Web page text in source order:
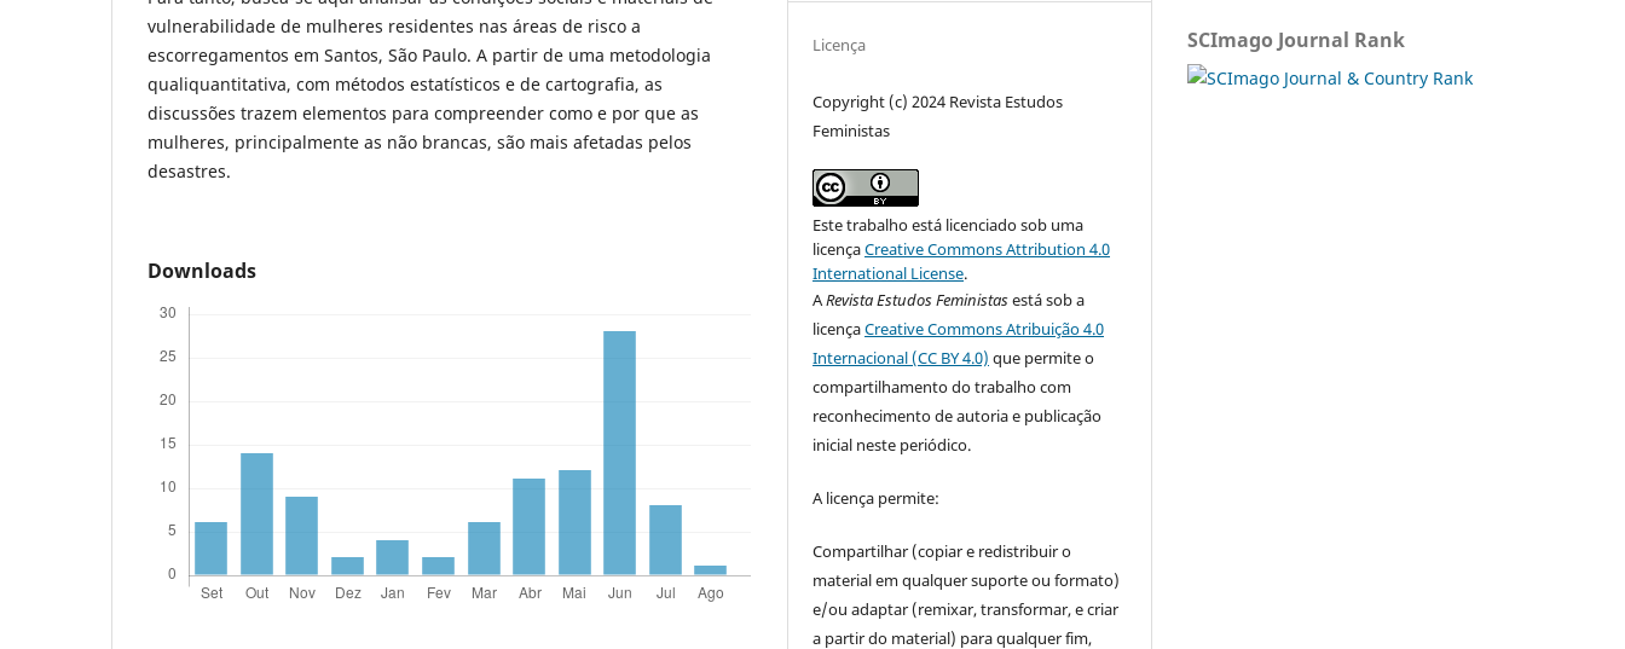
vulnerabilidade de mulheres residentes nas áreas de risco a
escorregamentos em Santos, São Paulo. A partir de uma metodologia
qualiquantitativa, com métodos estatísticos e de cartografia, as
discussões trazem elementos para compreender como e por que as
mulheres, principalmente as não brancas, são mais afetadas pelos
desastres.
Downloads
Licença
Copyright (c) 2024 Revista Estudos
Feministas
Este trabalho está licenciado sob uma
licençaCreative Commons Attribution 4.0
International License.
ARevista Estudos Feministasestá sob a
licençaCreative Commons Atribuição 4.0
Internacional (CC BY 4.0) que permite o
compartilhamento do trabalho com
reconhecimento de autoria e publicação
inicial neste periódico.
A licença permite:
Compartilhar (copiar e redistribuir o
material em qualquer suporte ou formato)
e/ou adaptar (remixar, transformar, e criar
a partir do material) para qualquer fim,
SCImago Journal Rank